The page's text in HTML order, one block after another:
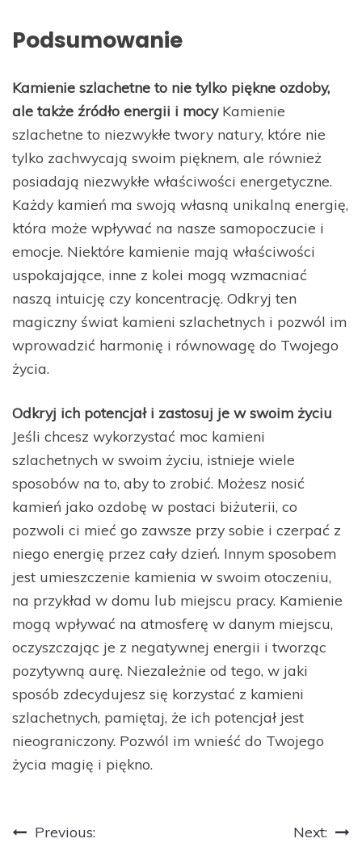
Podsumowanie
Kamienie szlachetne to nie tylko piękne ozdoby,
ale także źródło energii i mocyKamienie
szlachetne to niezwykłe twory natury, które nie
tylko zachwycają swoim pięknem, ale również
posiadają niezwykłe właściwości energetyczne.
Każdy kamień ma swoją własną unikalną energię,
która może wpływać na nasze samopoczucie i
emocje. Niektóre kamienie mają właściwości
uspokajające, inne z kolei mogą wzmacniać
naszą intuicję czy koncentrację. Odkryj ten
magiczny świat kamieni szlachetnych i pozwól im
wprowadzić harmonię i równowagę do Twojego
życia.
Odkryj ich potencjał i zastosuj je w swoim życiu
Jeśli chcesz wykorzystać moc kamieni
szlachetnych w swoim życiu, istnieje wiele
sposobów na to, aby to zrobić. Możesz nosić
kamień jako ozdobę w postaci biżuterii, co
pozwoli ci mieć go zawsze przy sobie i czerpać z
niego energię przez cały dzień. Innym sposobem
jest umieszczenie kamienia w swoim otoczeniu,
na przykład w domu lub miejscu pracy. Kamienie
mogą wpływać na atmosferę w danym miejscu,
oczyszczając je z negatywnej energii i tworząc
pozytywną aurę. Niezależnie od tego, w jaki
sposób zdecydujesz się korzystać z kamieni
szlachetnych, pamiętaj, że ich potencjał jest
nieograniczony. Pozwól im wnieść do Twojego
życia magię i piękno.
Nawigacja
Previous:
Next: